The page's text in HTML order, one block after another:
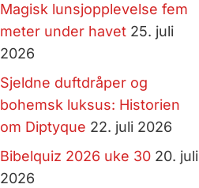
Magisk lunsjopplevelse fem
meter under havet 25. juli
2026
Sjeldne duftdråper og
bohemsk luksus: Historien
om Diptyque 22. juli 2026
Bibelquiz 2026 uke 30 20. juli
2026